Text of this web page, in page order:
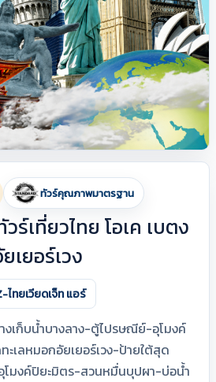
ทัวร์คุณภาพมาตรฐาน
ร์เที่ยวไทย โอเค เบตง
เยอร์เวง
ไทยเวียดเจ็ท แอร์
งเก็บน้ำบางลาง-ตู้ไปรษณีย์-อุโมงค์
เลหมอกอัยเยอร์เวง-ป้ายใต้สุด
มงค์ปิยะมิตร-สวนหมื่นบุปผา-บ่อน้ำ